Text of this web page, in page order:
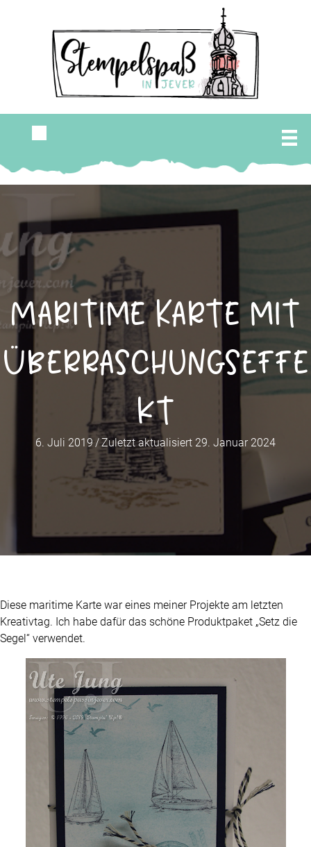
Maritime Karte mit
Überraschungseffe
kt
6. Juli 2019 /Zuletzt aktualisiert 29. Januar 2024
Diese maritime Karte war eines meiner Projekte am letzten
Kreativtag. Ich habe dafür das schöne Produktpaket „Setz die
Segel“ verwendet.